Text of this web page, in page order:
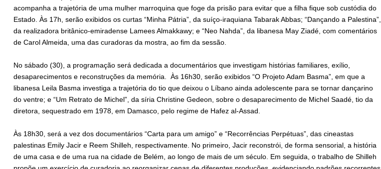
acompanha a trajetória de uma mulher marroquina que foge da prisão para evitar que a filha fique sob custódia do
Estado. Às 17h, serão exibidos os curtas “Minha Pátria”, da suíço-iraquiana Tabarak Abbas; “Dançando a Palestina”,
da realizadora britânico-emiradense Lamees Almakkawy; e “Neo Nahda”, da libanesa May Ziadé, com comentários
de Carol Almeida, uma das curadoras da mostra, ao fim da sessão.
No sábado (30), a programação será dedicada a documentários que investigam histórias familiares, exílio,
desaparecimentos e reconstruções da memória. Às 16h30, serão exibidos “O Projeto Adam Basma”, em que a
libanesa Leila Basma investiga a trajetória do tio que deixou o Líbano ainda adolescente para se tornar dançarino
do ventre; e “Um Retrato de Michel”, da síria Christine Gedeon, sobre o desaparecimento de Michel Saadé, tio da
diretora, sequestrado em 1978, em Damasco, pelo regime de Hafez al-Assad.
Às 18h30, será a vez dos documentários “Carta para um amigo” e “Recorrências Perpétuas”, das cineastas
palestinas Emily Jacir e Reem Shilleh, respectivamente. No primeiro, Jacir reconstrói, de forma sensorial, a história
de uma casa e de uma rua na cidade de Belém, ao longo de mais de um século. Em seguida, o trabalho de Shilleh